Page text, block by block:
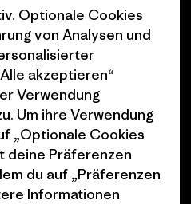
program
Programm
Schweiz
Optionale Cookies
von Analysen und
akzeptieren“
Verwendung
Um ihre Verwendung
„Optionale Cookies
deine Präferenzen
du auf „Präferenzen
Informationen